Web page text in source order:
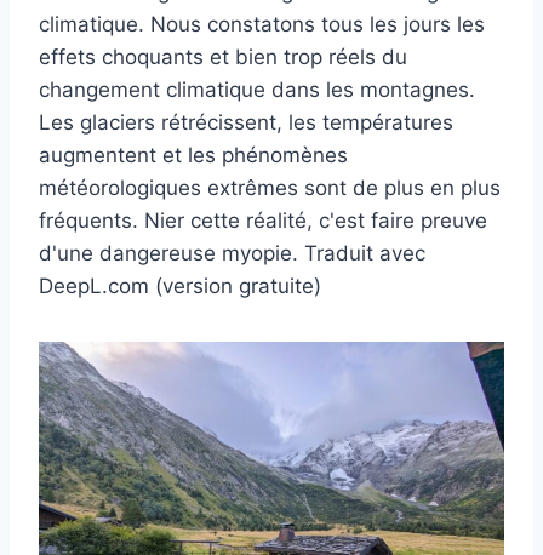
climatique. Nous constatons tous les jours les
effets choquants et bien trop réels du
changement climatique dans les montagnes.
Les glaciers rétrécissent, les températures
augmentent et les phénomènes
météorologiques extrêmes sont de plus en plus
fréquents. Nier cette réalité, c'est faire preuve
d'une dangereuse myopie. Traduit avec
DeepL.com (version gratuite)